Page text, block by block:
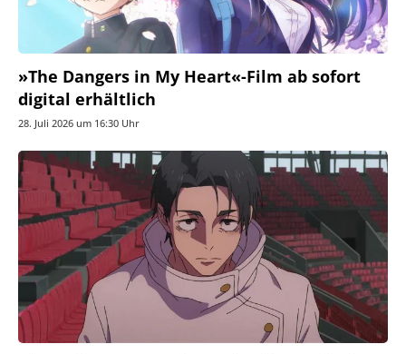
»The Dangers in My Heart«-Film ab sofort
digital erhältlich
28. Juli 2026 um 16:30 Uhr